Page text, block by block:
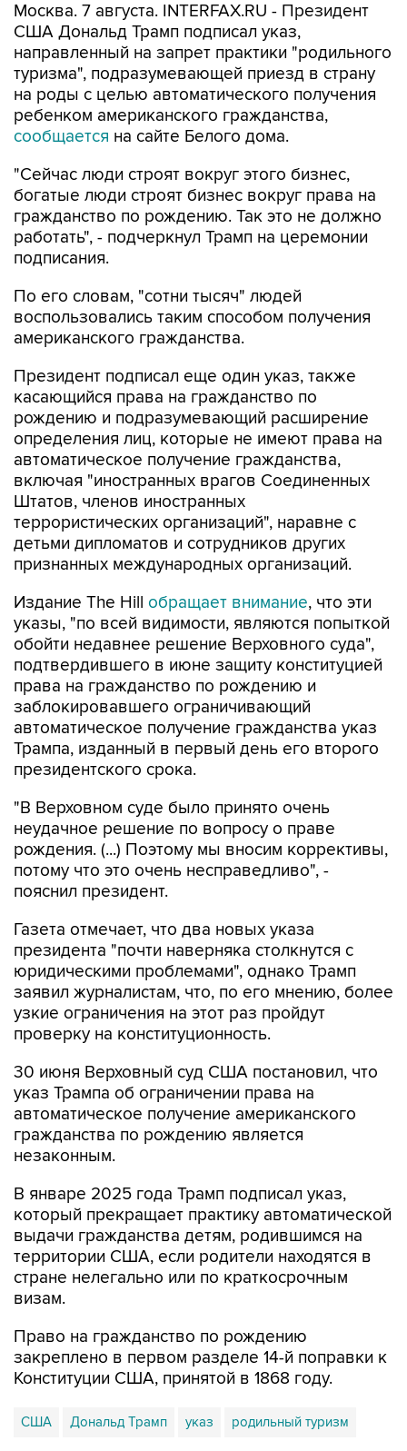
Москва. 7 августа. INTERFAX.RU - Президент
США Дональд Трамп подписал указ,
направленный на запрет практики "родильного
туризма", подразумевающей приезд в страну
на роды с целью автоматического получения
ребенком американского гражданства,
сообщается на сайте Белого дома.
"Сейчас люди строят вокруг этого бизнес,
богатые люди строят бизнес вокруг права на
гражданство по рождению. Так это не должно
работать", - подчеркнул Трамп на церемонии
подписания.
По его словам, "сотни тысяч" людей
воспользовались таким способом получения
американского гражданства.
Президент подписал еще один указ, также
касающийся права на гражданство по
рождению и подразумевающий расширение
определения лиц, которые не имеют права на
автоматическое получение гражданства,
включая "иностранных врагов Соединенных
Штатов, членов иностранных
террористических организаций", наравне с
детьми дипломатов и сотрудников других
признанных международных организаций.
Издание The Hill обращает внимание, что эти
указы, "по всей видимости, являются попыткой
обойти недавнее решение Верховного суда",
подтвердившего в июне защиту конституцией
права на гражданство по рождению и
заблокировавшего ограничивающий
автоматическое получение гражданства указ
Трампа, изданный в первый день его второго
президентского срока.
"В Верховном суде было принято очень
неудачное решение по вопросу о праве
рождения. (...) Поэтому мы вносим коррективы,
потому что это очень несправедливо", -
пояснил президент.
Газета отмечает, что два новых указа
президента "почти наверняка столкнутся с
юридическими проблемами", однако Трамп
заявил журналистам, что, по его мнению, более
узкие ограничения на этот раз пройдут
проверку на конституционность.
30 июня Верховный суд США постановил, что
указ Трампа об ограничении права на
автоматическое получение американского
гражданства по рождению является
незаконным.
В январе 2025 года Трамп подписал указ,
который прекращает практику автоматической
выдачи гражданства детям, родившимся на
территории США, если родители находятся в
стране нелегально или по краткосрочным
визам.
Право на гражданство по рождению
закреплено в первом разделе 14-й поправки к
Конституции США, принятой в 1868 году.
США Дональд Трамп указ родильный туризм